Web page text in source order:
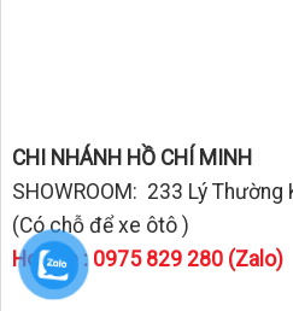
CHI NHÁNH HỒ CHÍ MINH
SHOWROOM: 233 Lý Thường
(Có chỗ để xe ôtô )
Hotline : 0975 829 280 (Zalo)